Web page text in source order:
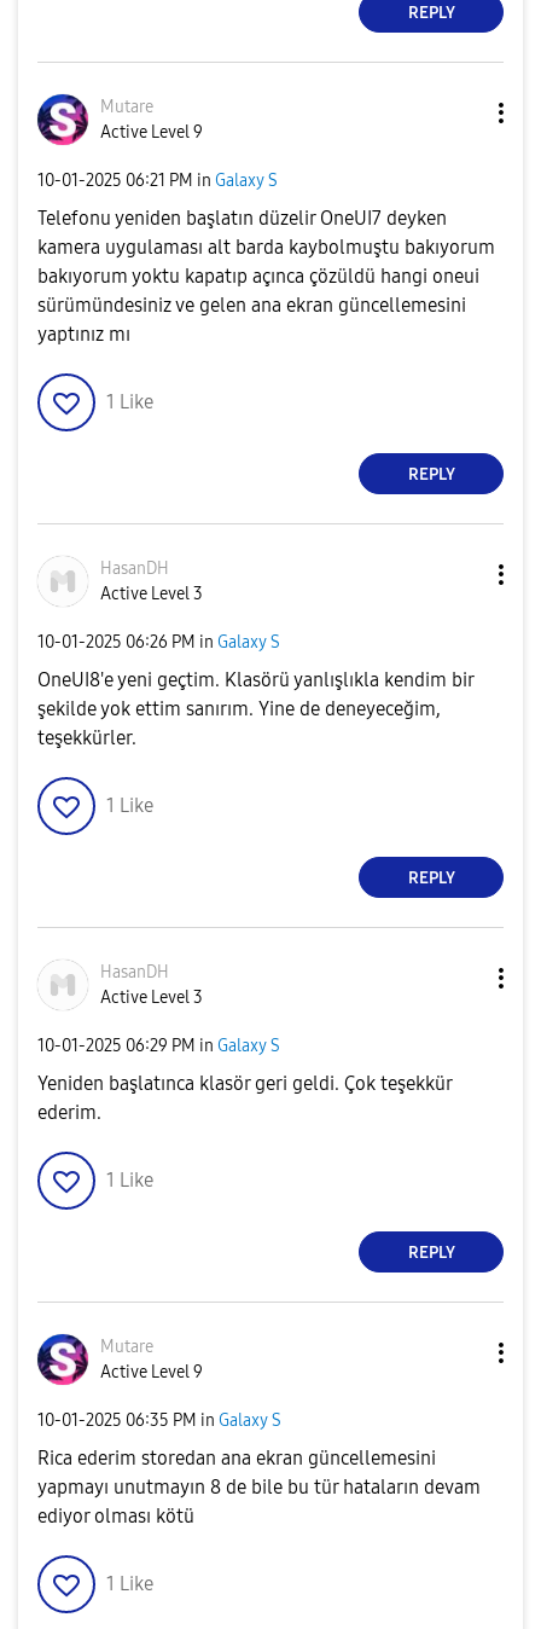
REPLY
Mutare
Active Level 9
‎10-01-2025 06:21 PM in Galaxy S
Telefonu yeniden başlatın düzelir OneUI7 deyken
kamera uygulaması alt barda kaybolmuştu bakıyorum
bakıyorum yoktu kapatıp açınca çözüldü hangi oneui
sürümündesiniz ve gelen ana ekran güncellemesini
yaptınız mı
1 Like
REPLY
HasanDH
Active Level 3
‎10-01-2025 06:26 PM in Galaxy S
OneUI8'e yeni geçtim. Klasörü yanlışlıkla kendim bir
şekilde yok ettim sanırım. Yine de deneyeceğim,
teşekkürler.
1 Like
REPLY
HasanDH
Active Level 3
‎10-01-2025 06:29 PM in Galaxy S
Yeniden başlatınca klasör geri geldi. Çok teşekkür
ederim.
1 Like
REPLY
Mutare
Active Level 9
‎10-01-2025 06:35 PM in Galaxy S
Rica ederim storedan ana ekran güncellemesini
yapmayı unutmayın 8 de bile bu tür hataların devam
ediyor olması kötü
1 Like